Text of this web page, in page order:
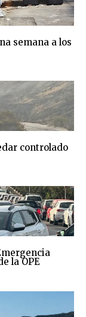
semana a los
controlado
la OPE